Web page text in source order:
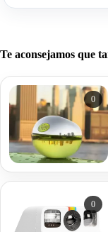
Te aconsejamos que
0
0